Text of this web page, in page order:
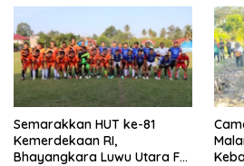
Semarakkan HUT ke-81
Kemerdekaan RI,
Bhayangkara Luwu Utara FC